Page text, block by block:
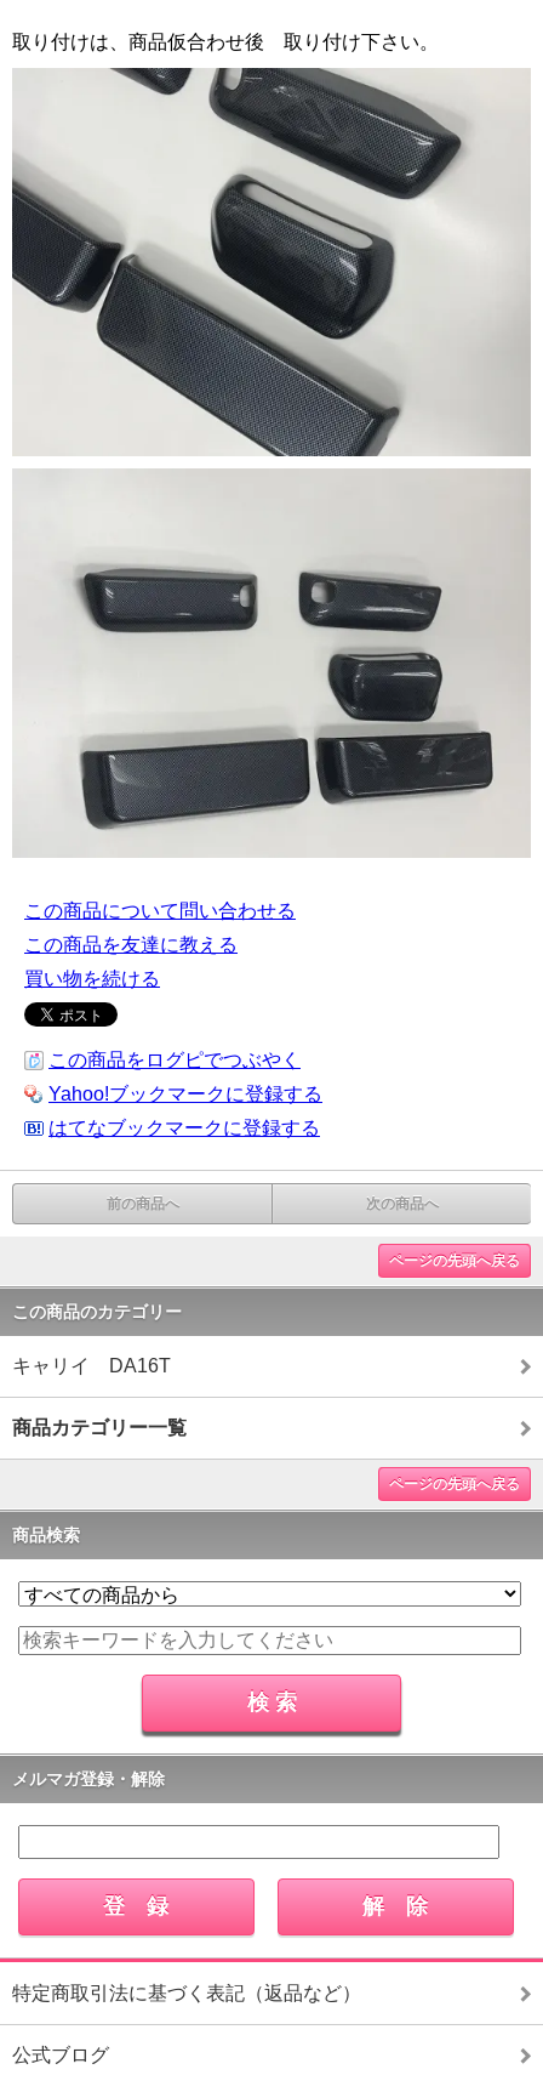
取り付けは、商品仮合わせ後 取り付け下さい。
この商品について問い合わせる
この商品を友達に教える
買い物を続ける
この商品をログピでつぶやく
Yahoo!ブックマークに登録する
はてなブックマークに登録する
前の商品へ 次の商品へ
ページの先頭へ戻る
この商品のカテゴリー
キャリイ DA16T
商品カテゴリー一覧
ページの先頭へ戻る
商品検索
メルマガ登録・解除
特定商取引法に基づく表記（返品など）
公式ブログ